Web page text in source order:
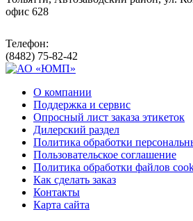
офис 628
Телефон:
(8482) 75-82-42
О компании
Поддержка и сервис
Опросный лист заказа этикеток
Дилерский раздел
Политика обработки
Пользовательское соглашение
Политика обработки файлов
Как сделать заказ
Контакты
Карта сайта